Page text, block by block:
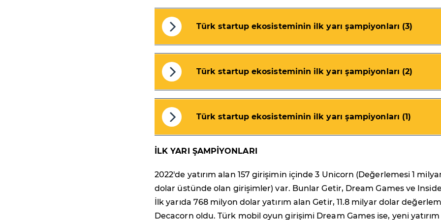
Türk startup ekosisteminin ilk yarı şampiyonları (3)
Türk startup ekosisteminin ilk yarı şampiyonları (2)
Türk startup ekosisteminin ilk yarı şampiyonları (1)
İLK YARI ŞAMPİYONLARI
2022'de yatırım alan 157 girişimin içinde 3 Unicorn (Değerlemesi 1
dolar üstünde olan girişimler) var. Bunlar Getir, Dream Games ve
İlk yarıda 768 milyon dolar yatırım alan Getir, 11.8 milyar dolar
Decacorn oldu. Türk mobil oyun girişimi Dream Games ise, yeni yatırım